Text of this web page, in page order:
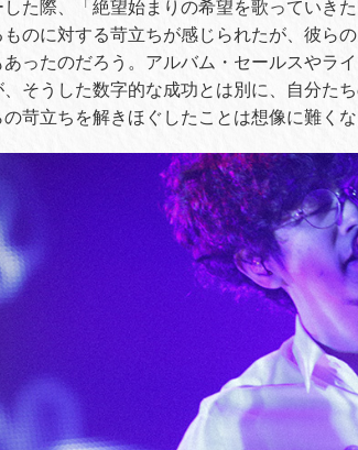
した際、「絶望始まりの希望を歌っていき
ものに対する苛立ちが感じられたが、彼ら
あったのだろう。アルバム・セールスやラ
、そうした数字的な成功とは別に、自分た
の苛立ちを解きほぐしたことは想像に難くな